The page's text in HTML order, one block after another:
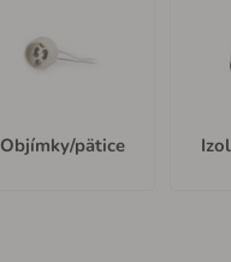
Objímky/pätice